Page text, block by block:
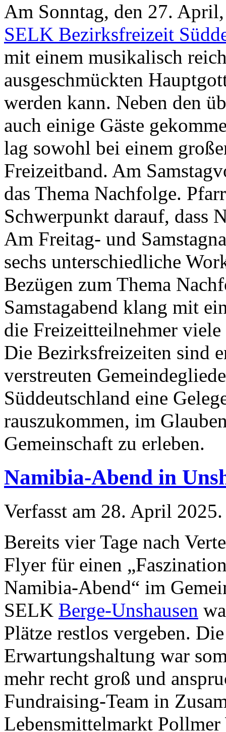
Am Sonntag, den 27.
SELK Bezirksfreizeit
mit einem musikalisch
ausgeschmückten
werden kann. Neben den
auch einige Gäste
lag sowohl bei einem
Freizeitband. Am
das Thema Nachfolge.
Schwerpunkt darauf, dass
Am Freitag- und
sechs unterschiedliche
Bezügen zum Thema
Samstagabend klang mit
die Freizeitteilnehmer
Die Bezirksfreizeiten sind
verstreuten
Süddeutschland eine
rauszukommen, im
Gemeinschaft zu erleben.
Namibia-Abend in
Verfasst am 28. April 2025.
Bereits vier Tage nach
Flyer für einen
Namibia-Abend“ im
SELK Berge-Unshausen
Plätze restlos vergeben. Die
Erwartungshaltung war
mehr recht groß und
Fundraising-Team in
Lebensmittelmarkt Pollmer